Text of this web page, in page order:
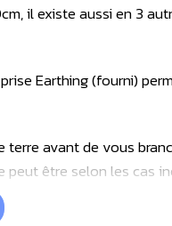
il existe aussi en 3
Earthing (fourni)
avant de vous
être selon les cas
pour vous relier à la